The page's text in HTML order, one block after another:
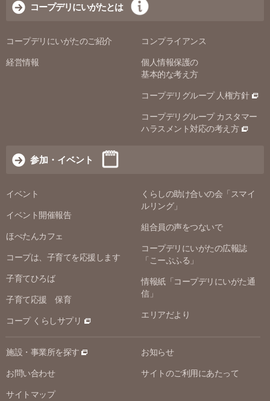
コープデリにいがたとは
コープデリにいがたのご紹介
経営情報
コンプライアンス
個人情報保護の
基本的な考え方
コープデリグループ 人権方針
コープデリグループ カスタマー
ハラスメント対応の考え方
参加・イベント
イベント
イベント開催報告
ほぺたんカフェ
コープは、子育てを応援します
子育てひろば
子育て応援 保育
コープ くらしサプリ
くらしの助け合いの会「スマイ
ルリング」
組合員の声をつないで
コープデリにいがたの広報誌
「こーぷふる」
情報紙「コープデリにいがた通
信」
エリアだより
施設・事業所を探す
お問い合わせ
サイトマップ
お知らせ
サイトのご利用にあたって